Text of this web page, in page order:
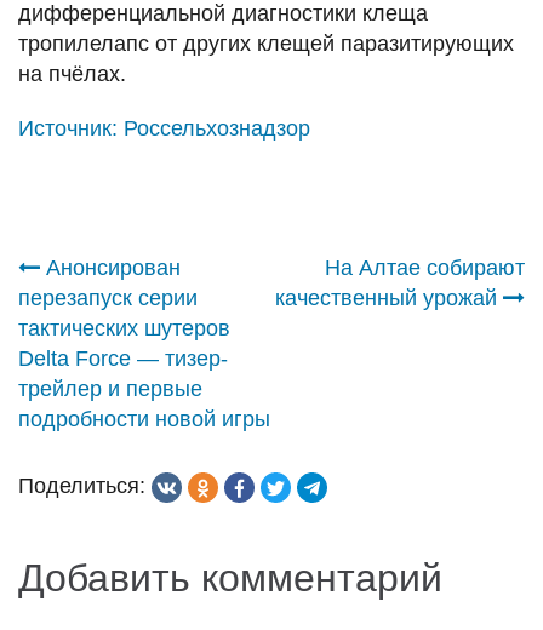
дифференциальной диагностики клеща
тропилелапс от других клещей паразитирующих
на пчёлах.
Источник: Россельхознадзор
Навигация
по
записям
Анонсирован
перезапуск серии
тактических шутеров
Delta Force — тизер-
трейлер и первые
подробности новой игры
На Алтае собирают
качественный урожай
Поделиться:
Добавить комментарий